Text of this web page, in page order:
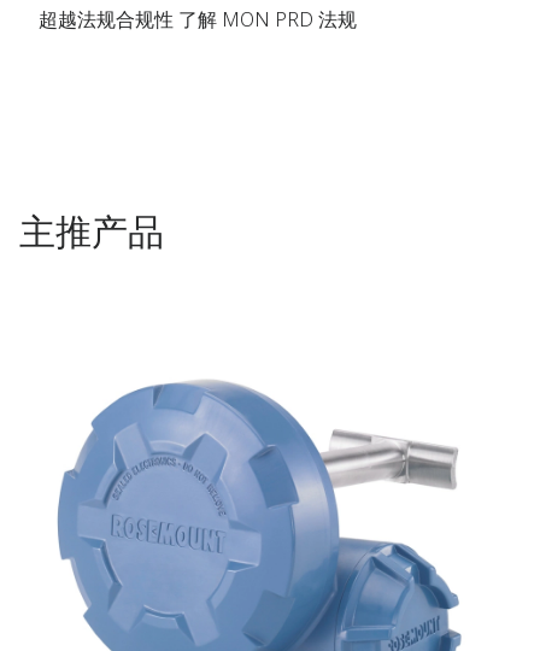
超越法规合规性 了解 MON PRD 法规
主推产品